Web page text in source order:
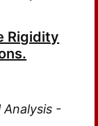
Rigidity
Analysis -